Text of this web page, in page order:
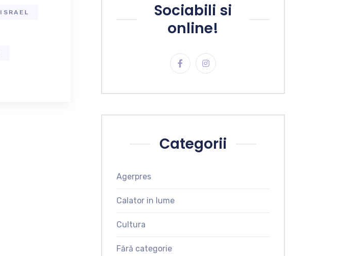
ISRAEL
Sociabili si
online!
Categorii
Agerpres
Calator in lume
Cultura
Fără categorie